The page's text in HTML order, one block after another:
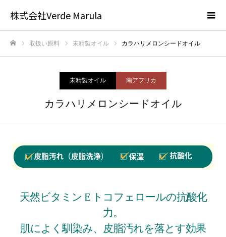
株式会社Verde Marula
取扱い原料 未精製オイル カラハリメロンシードオイル
未精製オイル 南アフリカ
カラハリメロンシードオイル
天然ビタミン E トコフェロールの抗酸化
力。
肌によく馴染み、皮脂汚れを落とす効果